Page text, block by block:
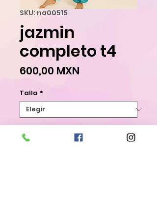
SKU: na00515
jazmin
completo t4
600,00 MXN
Talla *
Agregar al carrito